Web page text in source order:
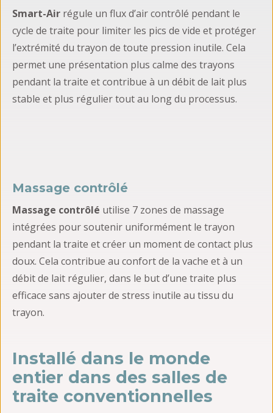
Smart-Air régule un flux d’air contrôlé pendant le
cycle de traite pour limiter les pics de vide et protéger
l’extrémité du trayon de toute pression inutile. Cela
permet une présentation plus calme des trayons
pendant la traite et contribue à un débit de lait plus
stable et plus régulier tout au long du processus.
Massage contrôlé
Massage contrôlé utilise 7 zones de massage
intégrées pour soutenir uniformément le trayon
pendant la traite et créer un moment de contact plus
doux. Cela contribue au confort de la vache et à un
débit de lait régulier, dans le but d’une traite plus
efficace sans ajouter de stress inutile au tissu du
trayon.
Installé dans le monde
entier dans des salles de
traite conventionnelles